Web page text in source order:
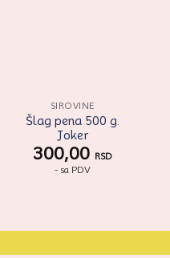
SIROVINE
Šlag pena 500 g.
Joker
300,00 RSD
- sa PDV